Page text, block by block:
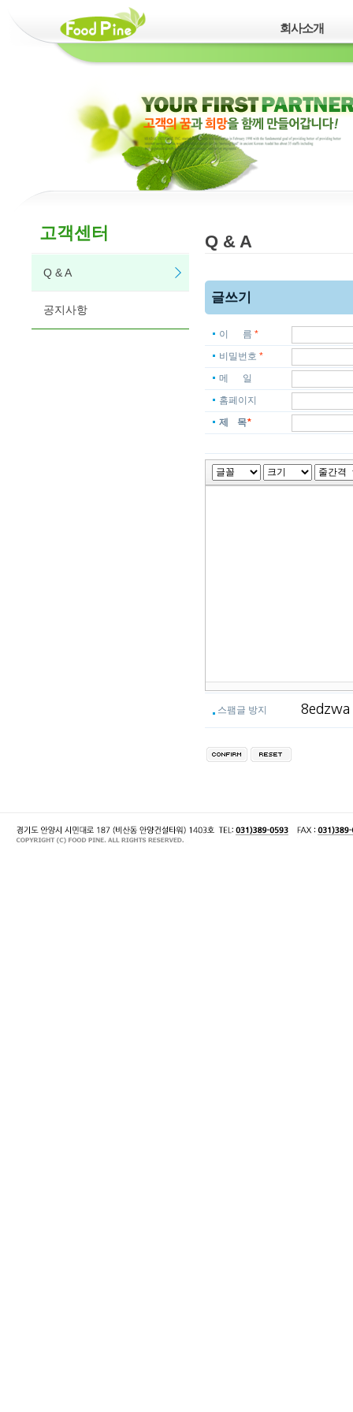
회사소개
고객센터
Q & A
공지사항
Q & A
글쓰기
이 름 *
비밀번호 *
메 일
홈페이지
제 목*
스팸글 방지